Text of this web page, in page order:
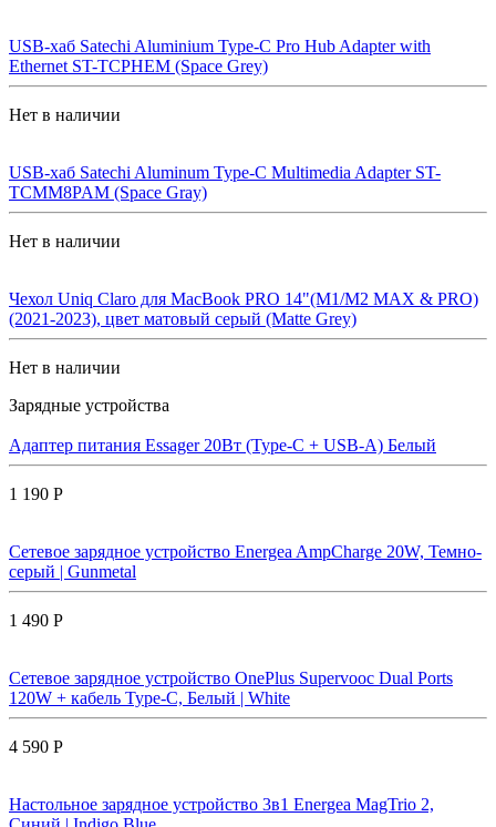
USB-хаб Satechi Aluminium Type-C Pro Hub Adapter with
Ethernet ST-TCPHEM (Space Grey)
Нет в наличии
USB-хаб Satechi Aluminum Type-C Multimedia Adapter ST-
TCMM8PAM (Space Gray)
Нет в наличии
Чехол Uniq Claro для MacBook PRO 14"(M1/M2 MAX & PRO)
(2021-2023), цвет матовый серый (Matte Grey)
Нет в наличии
Зарядные устройства
Адаптер питания Essager 20Вт (Type-C + USB-A) Белый
1 190 Р
Сетевое зарядное устройство Energea AmpCharge 20W, Темно-
серый | Gunmetal
1 490 Р
Сетевое зарядное устройство OnePlus Supervooc Dual Ports
120W + кабель Type-C, Белый | White
4 590 Р
Настольное зарядное устройство 3в1 Energea MagTrio 2,